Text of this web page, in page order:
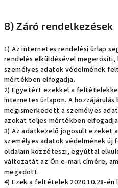
8) Záró rendelkezések
1) Az internetes rendelési űrlap
rendelés elküldésével
személyes adatok védelmének
mértékben elfogadja.
2) Egyetért ezekkel a
internetes űrlapon. A
megismerkedett a személyes
azokat teljes mértékben
3) Az adatkezelő jogosult ezeket
személyes adatok védelmének
oldalain közzéteszi, egyúttal
változatát az Ön e-mail címére,
megadott.
4) Ezek a feltételek 2020.10.28-én